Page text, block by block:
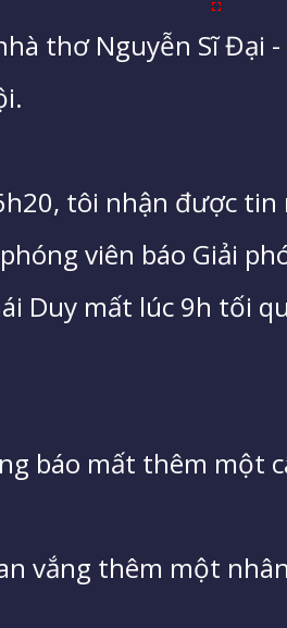
thơ Nguyễn Sĩ Đại
tôi nhận được
viên báo Giải
Duy mất lúc 9h tối
báo mất thêm một
vắng thêm một